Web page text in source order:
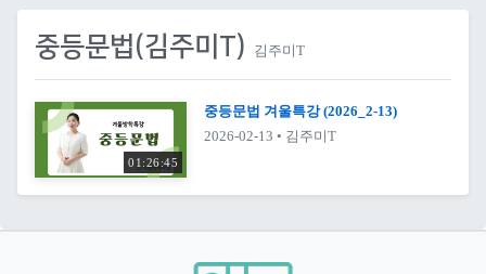
중등문법(김주미T) 김주미T
01:26:45
중등문법 겨울특강 (2026_2-13)
2026-02-13 • 김주미T